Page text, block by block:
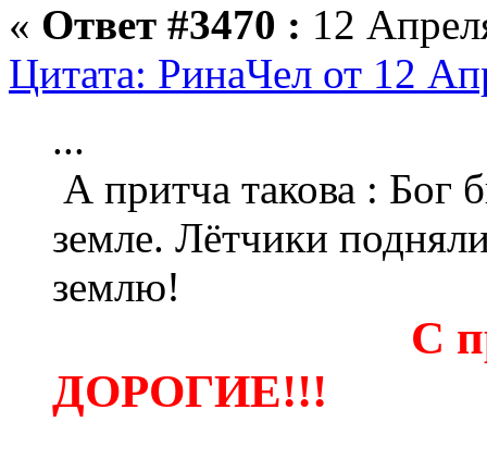
« Ответ #3470 : 12
Цитата: РинаЧел от 12
...
А притча такова : Бог
земле. Лётчики
землю!
С
ДОРОГИЕ!!!